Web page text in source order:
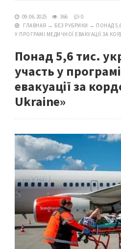
09.06.2025 366
0
ГЛАВНАЯ → БЕЗ РУБРИКИ → ПОНАД
У ПРОГРАМІ МЕДИЧНОЇ ЕВАКУАЦІЇ ЗА
Понад 5,6 тис.
участь у
евакуації за
Ukraine»